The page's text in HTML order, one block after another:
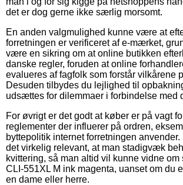
det er dog gerne ikke særlig morsomt.
En anden valgmulighed kunne være at
forretningen er verificeret af e-mærket,
være en sikring om at online butikken
danske regler, foruden at online
evalueres af fagfolk som forstår vilkårene
Desuden tilbydes du lejlighed til
udsættes for dilemmaer i forbindelse med
For øvrigt er det godt at køber er på vagt
reglementer der influerer på ordren,
byttepolitik internet forretningen
det virkelig relevant, at man stadigvæk
kvittering, så man altid vil kunne vidne om
CLI-551XL M ink magenta, uanset om du
en dame eller herre.